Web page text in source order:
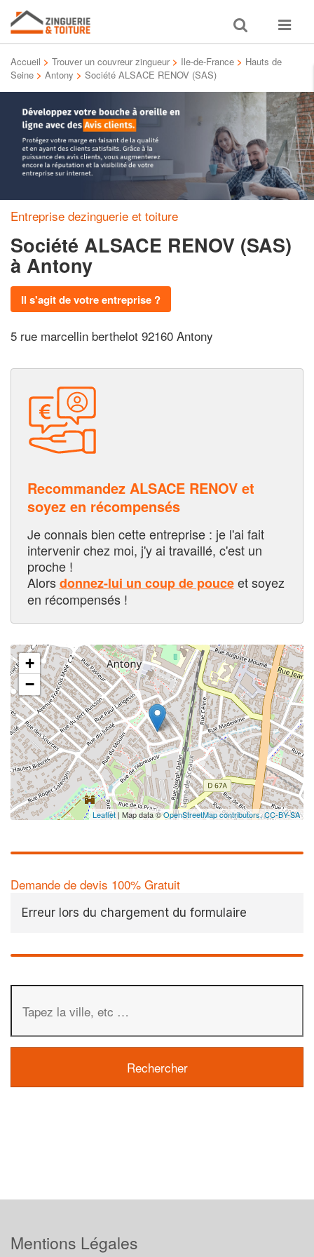
Toggle
search
Toggle
Accueil > Trouver un couvreur zingueur > Ile-de-France > Hauts de
Seine > Antony > Société ALSACE RENOV (SAS)
Entreprise dezinguerie et toiture
Société ALSACE RENOV (SAS)
à Antony
Il s'agit de votre entreprise ?
5 rue marcellin berthelot 92160 Antony
Recommandez ALSACE RENOV et
soyez en récompensés
Je connais bien cette entreprise : je l'ai fait
intervenir chez moi, j'y ai travaillé, c'est un
proche !
Alorsdonnez-lui un coup de pouceet soyez
en récompensés !
+
−
Leaflet | Map data ©OpenStreetMap contributors,CC-BY-SA
Demande de devis 100% Gratuit
Erreur lors du chargement du formulaire
Mentions Légales